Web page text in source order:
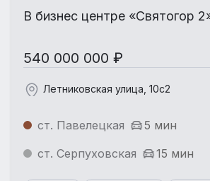
В бизнес центре «Святогор
540 000 000 ₽
Летниковская улица, 10с2
ст. Павелецкая
5 мин
ст. Серпуховская
15 мин